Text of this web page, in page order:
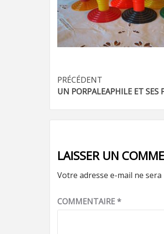
Navigation
d’article
PRÉCÉDENT
UN PORPALEAPHILE ET SES
LAISSER UN
Votre adresse e-mail ne sera
COMMENTAIRE*